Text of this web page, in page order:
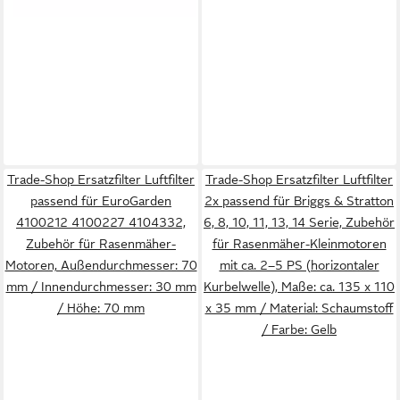
Trade-Shop Ersatzfilter Luftfilter
passend für EuroGarden
4100212 4100227 4104332,
Zubehör für Rasenmäher-
Motoren, Außendurchmesser: 70
mm / Innendurchmesser: 30 mm
/ Höhe: 70 mm
Trade-Shop Ersatzfilter Luftfilter
2x passend für Briggs & Stratton
6, 8, 10, 11, 13, 14 Serie, Zubehör
für Rasenmäher-Kleinmotoren
mit ca. 2–5 PS (horizontaler
Kurbelwelle), Maße: ca. 135 x 110
x 35 mm / Material: Schaumstoff
/ Farbe: Gelb